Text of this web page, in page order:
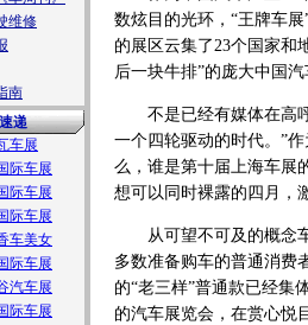
维修
南
递
车展
际车展
际车展
际车展
车美女
际车展
汽车展
际车展
数炫目的光环，“王牌车
的展区云集了23个国家和
后一块牛排”的庞大中国
不是已经有媒体在高呼
一个四轮驱动的时代。”
么，谁是第十届上海车展
想可以同时裸露的四月，
从可望不可及的概念车
多数准备购车的普通消费
的“老三样”普通款已经集
的汽车展览会，在赏心悦